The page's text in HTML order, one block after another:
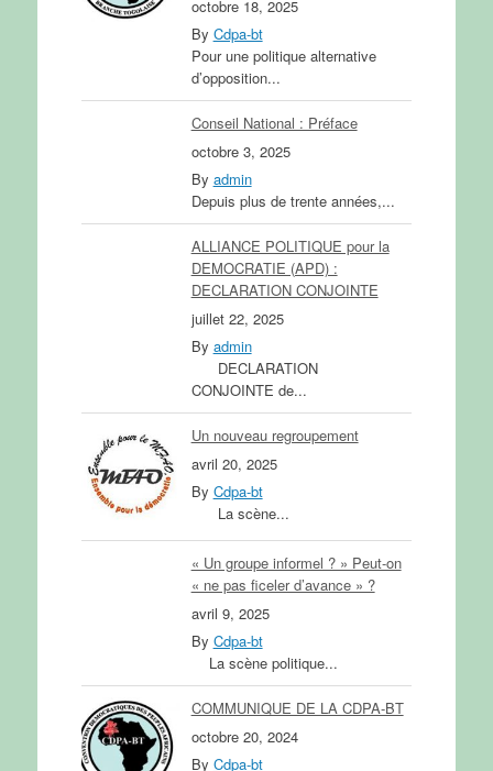
octobre 18, 2025
By Cdpa-bt
Pour une politique alternative
d’opposition...
Conseil National : Préface
octobre 3, 2025
By admin
Depuis plus de trente années,...
ALLIANCE POLITIQUE pour la
DEMOCRATIE (APD) :
DECLARATION CONJOINTE
juillet 22, 2025
By admin
DECLARATION
CONJOINTE de...
Un nouveau regroupement
avril 20, 2025
By Cdpa-bt
La scène...
« Un groupe informel ? » Peut-on
« ne pas ficeler d’avance » ?
avril 9, 2025
By Cdpa-bt
La scène politique...
COMMUNIQUE DE LA CDPA-BT
octobre 20, 2024
By Cdpa-bt